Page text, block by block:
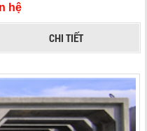
hệ
CHI TIẾT